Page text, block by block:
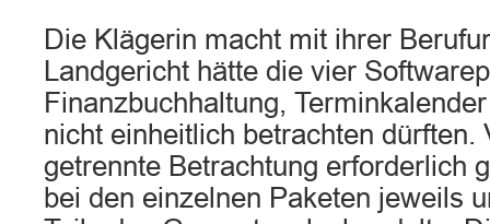
Die Klägerin macht mit ihrer
Landgericht hätte die vier
Finanzbuchhaltung,
nicht einheitlich betrachten dürften.
getrennte Betrachtung erforderlich
bei den einzelnen Paketen jeweils